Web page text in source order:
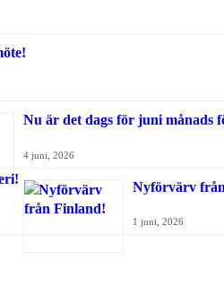
Nu är det dags för juni månads
4 juni, 2026
Nyförvärv
1 juni, 2026